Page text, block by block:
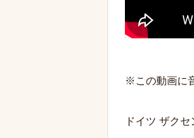
※この動画に
ドイツ ザク